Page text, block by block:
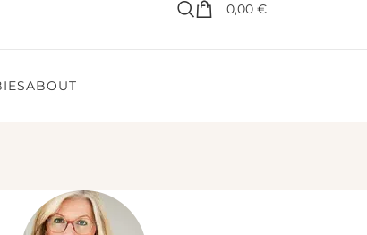
0,00 €
ABOUT